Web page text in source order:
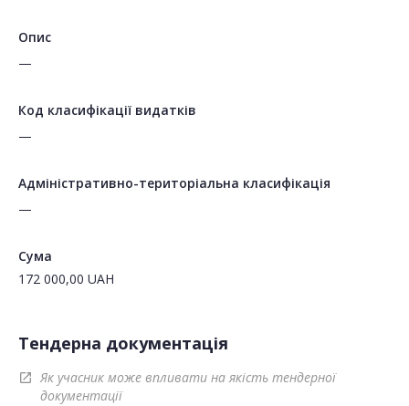
Опис
—
Код класифікації видатків
—
Адміністративно-територіальна класифікація
—
Сума
172 000,00 UAH
Тендерна документація
open_in_new
Як учасник може впливати на якість тендерної
документації